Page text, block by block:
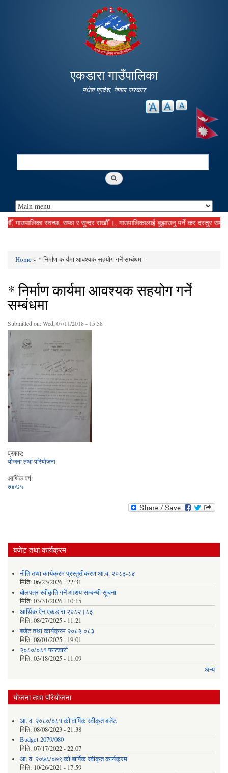
main
content
एकडारा गाउँपालिका
मधेश प्रदेश, नेपाल सरकार
Search
गाउपालिका स्वच्छ, सफा र सुन्दर राखौँ ।, गाउपालिकालाई बुझाउनु पर्ने कर दस्तुर
Home» * निर्माण कार्यमा आवश्यक सहयोग गर्ने सम्बंधमा
* निर्माण कार्यमा आवश्यक सहयोग गर्ने
सम्बंधमा
Submitted on:Wed, 07/11/2018 - 15:58
प्रकार:
योजना तथा परियोजना
आर्थिक वर्ष:
७४/७५
बजेट तथा कार्यक्रम
नीति तथा कार्यक्रम प्रस्तुतीकरण आ.व. २०८३-८४
मिति: 06/23/2026 - 22:31
बोलपत्र स्वीकृति गर्ने आशय सम्बन्धी सूचना
मिति: 03/31/2026 - 10:15
आर्थिक ऐन एकडारा २०८२।८३
मिति: 08/27/2025 - 11:21
बजेट तथा कार्यक्रम २०८२-०८३
मिति: 08/01/2025 - 19:01
२०८०/०८१ फाटवारी
मिति: 03/18/2025 - 11:09
अन्य
योजना तथा परियोजना
आ. व. २०८०/०८१ को वार्षिक स्वीकृत बजेट
मिति: 08/08/2023 - 21:38
Budget 2079/080
मिति: 07/17/2022 - 22:07
आ. व. २०७८/०७९ को बार्षिक स्वीकृत कार्यक्रम
मिति: 10/26/2021 - 17:59